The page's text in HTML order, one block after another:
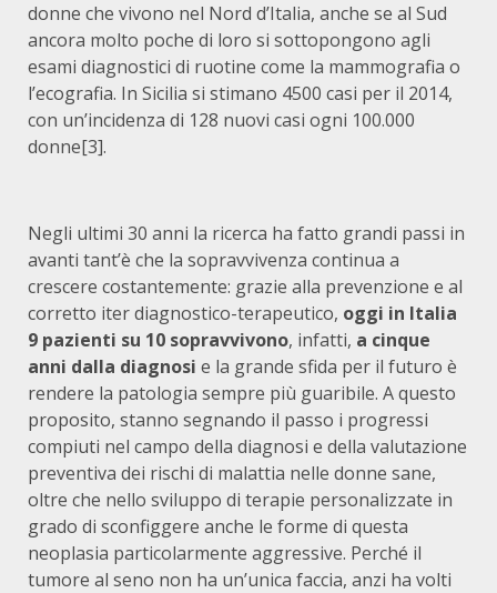
donne che vivono nel Nord d’Italia, anche se al Sud
ancora molto poche di loro si sottopongono agli
esami diagnostici di ruotine come la mammografia o
l’ecografia. In Sicilia si stimano 4500 casi per il 2014,
con un’incidenza di 128 nuovi casi ogni 100.000
donne[3].
Negli ultimi 30 anni la ricerca ha fatto grandi passi in
avanti tant’è che la sopravvivenza continua a
crescere costantemente: grazie alla prevenzione e al
corretto iter diagnostico-terapeutico, oggi in Italia
9 pazienti su 10 sopravvivono, infatti, a cinque
anni dalla diagnosi e la grande sfida per il futuro è
rendere la patologia sempre più guaribile. A questo
proposito, stanno segnando il passo i progressi
compiuti nel campo della diagnosi e della valutazione
preventiva dei rischi di malattia nelle donne sane,
oltre che nello sviluppo di terapie personalizzate in
grado di sconfiggere anche le forme di questa
neoplasia particolarmente aggressive. Perché il
tumore al seno non ha un’unica faccia, anzi ha volti